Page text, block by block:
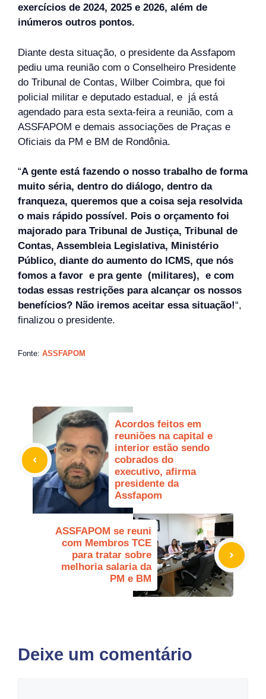
exercícios de 2024, 2025 e 2026, além de
inúmeros outros pontos.
Diante desta situação, o presidente da Assfapom
pediu uma reunião com o Conselheiro Presidente
do Tribunal de Contas, Wilber Coimbra, que foi
policial militar e deputado estadual, e já está
agendado para esta sexta-feira a reunião, com a
ASSFAPOM e demais associações de Praças e
Oficiais da PM e BM de Rondônia.
“A gente está fazendo o nosso trabalho de forma
muito séria, dentro do diálogo, dentro da
franqueza, queremos que a coisa seja resolvida
o mais rápido possível. Pois o orçamento foi
majorado para Tribunal de Justiça, Tribunal de
Contas, Assembleia Legislativa, Ministério
Público, diante do aumento do ICMS, que nós
fomos a favor e pra gente (militares), e com
todas essas restrições para alcançar os nossos
benefícios? Não iremos aceitar essa situação!“,
finalizou o presidente.
Fonte: ASSFAPOM
Acordos feitos em
reuniões na capital e
interior estão sendo
cobrados do
executivo, afirma
presidente da
Assfapom
ASSFAPOM se reuni
com Membros TCE
para tratar sobre
melhoria salaria da
PM e BM
Deixe um comentário